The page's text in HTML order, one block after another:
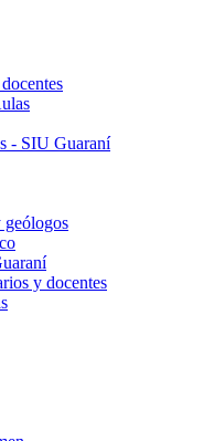
- SIU Guaraní
y docentes